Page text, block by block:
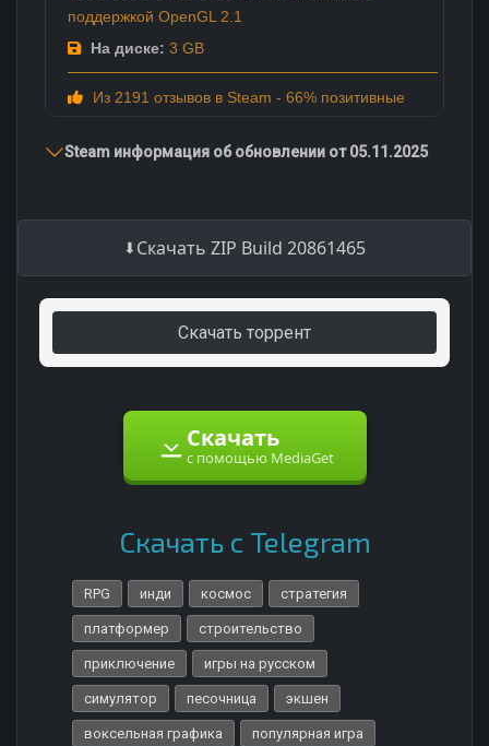
поддержкой OpenGL 2.1
На диске: 3 GB
Из 2191 отзывов в Steam - 66% позитивные
Steam информация об обновлении от 05.11.2025
Скачать ZIP Build 20861465
Скачать торрент
Скачать
с помощью MediaGet
Скачать с Telegram
RPG инди космос стратегия
платформер строительство
приключение игры на русском
симулятор песочница экшен
воксельная графика популярная игра